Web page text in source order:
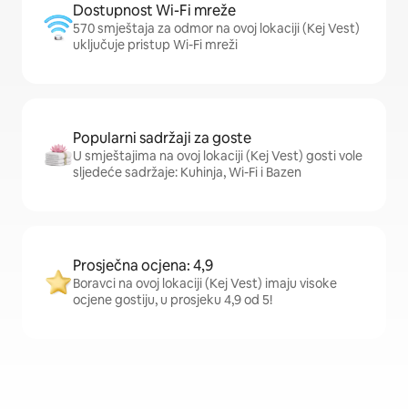
Dostupnost Wi-Fi mreže
570 smještaja za odmor na ovoj lokaciji (Kej Vest)
uključuje pristup Wi-Fi mreži
Popularni sadržaji za goste
U smještajima na ovoj lokaciji (Kej Vest) gosti vole
sljedeće sadržaje: Kuhinja, Wi-Fi i Bazen
Prosječna ocjena: 4,9
Boravci na ovoj lokaciji (Kej Vest) imaju visoke
ocjene gostiju, u prosjeku 4,9 od 5!